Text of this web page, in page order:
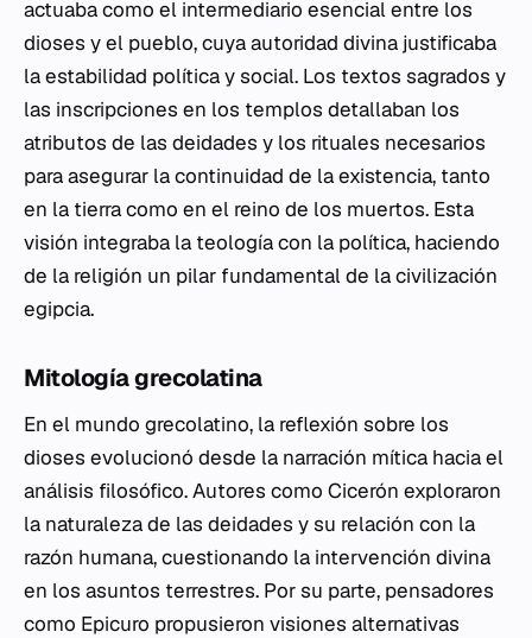
actuaba como el intermediario esencial entre los
dioses y el pueblo, cuya autoridad divina justificaba
la estabilidad política y social. Los textos sagrados y
las inscripciones en los templos detallaban los
atributos de las deidades y los rituales necesarios
para asegurar la continuidad de la existencia, tanto
en la tierra como en el reino de los muertos. Esta
visión integraba la teología con la política, haciendo
de la religión un pilar fundamental de la civilización
egipcia.
Mitología grecolatina
En el mundo grecolatino, la reflexión sobre los
dioses evolucionó desde la narración mítica hacia el
análisis filosófico. Autores como Cicerón exploraron
la naturaleza de las deidades y su relación con la
razón humana, cuestionando la intervención divina
en los asuntos terrestres. Por su parte, pensadores
como Epicuro propusieron visiones alternativas